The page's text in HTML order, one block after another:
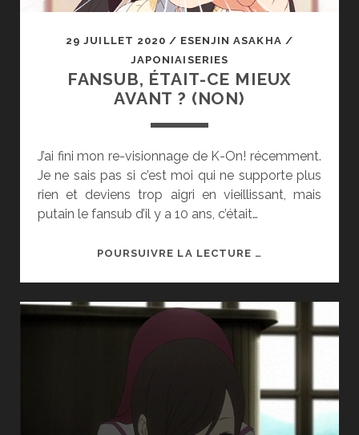
29 JUILLET 2020 / ESENJIN ASAKHA /
JAPONIAISERIES
FANSUB, ÉTAIT-CE MIEUX
AVANT ? (NON)
J’ai fini mon re-visionnage de K-On! récemment.
Je ne sais pas si c’est moi qui ne supporte plus
rien et deviens trop aigri en vieillissant, mais
putain le fansub d’il y a 10 ans, c’était…
POURSUIVRE LA LECTURE …
MIEUX
AVANT